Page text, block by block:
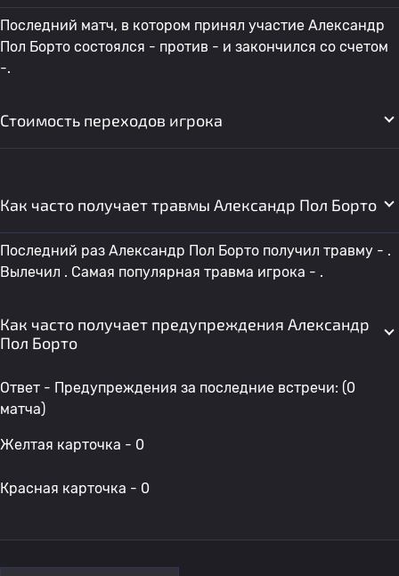
Последний матч, в котором принял участие Александр
Пол Борто состоялся - против - и закончился со счетом
-.
Стоимость переходов игрока
Как часто получает травмы Александр Пол Борто
Последний раз Александр Пол Борто получил травму - .
Вылечил . Самая популярная травма игрока - .
Как часто получает предупреждения Александр
Пол Борто
Ответ - Предупреждения за последние встречи: (0
матча)
Желтая карточка - 0
Красная карточка - 0